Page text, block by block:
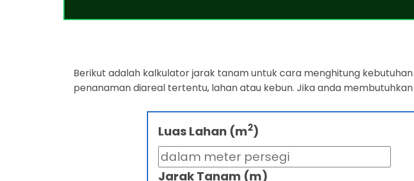
Berikut adalah kalkulator jarak tanam untuk cara menghitung
penanaman diareal tertentu, lahan atau kebun. Jika anda
Luas Lahan (m2)
Jarak Tanam (m)